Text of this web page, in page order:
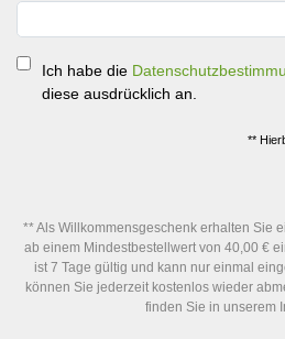
Ich habe die
diese ausdrücklich an.
**
** Als Willkommensgeschenk erhalten Sie
ab einem Mindestbestellwert von 40,00 €
ist 7 Tage gültig und kann nur einmal
können Sie jederzeit kostenlos wieder
finden Sie in unserem